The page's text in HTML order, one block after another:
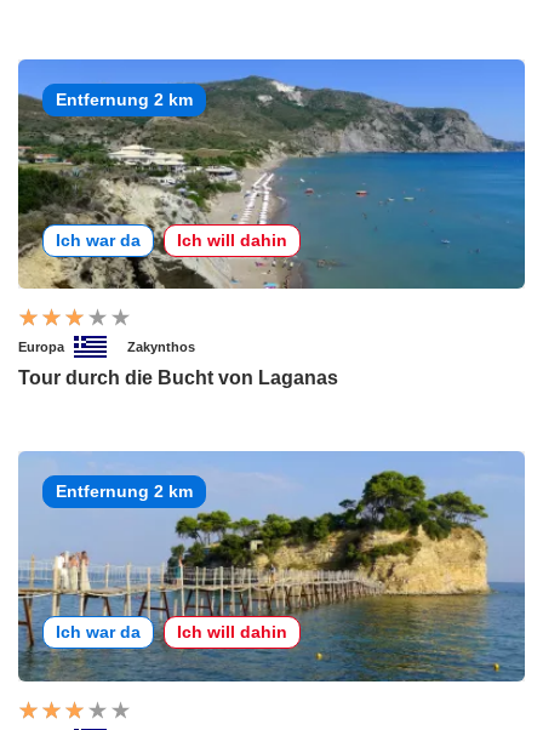
Entfernung 2 km
Ich war da Ich will dahin
Europa Zakynthos
Tour durch die Bucht von Laganas
Entfernung 2 km
Ich war da Ich will dahin